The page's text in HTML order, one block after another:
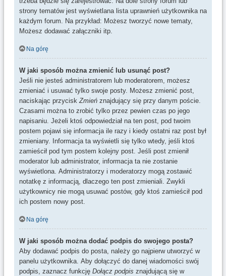
strony tematów jest wyświetlana lista uprawnień użytkownika na
każdym forum. Na przykład: Możesz tworzyć nowe tematy,
Możesz dodawać załączniki itp.
Na górę
W jaki sposób można zmienić lub usunąć post?
Jeśli nie jesteś administratorem lub moderatorem, możesz
zmieniać i usuwać tylko swoje posty. Możesz zmienić post,
naciskając przycisk Zmień znajdujący się przy danym poście.
Czasami można to zrobić tylko przez pewien czas po jego
napisaniu. Jeżeli ktoś odpowiedział na ten post, pod twoim
postem pojawi się informacja ile razy i kiedy ostatni raz post był
zmieniany. Informacja ta wyświetli się tylko wtedy, jeśli ktoś
zamieścił pod tym postem kolejny post. Jeśli post zmienił
moderator lub administrator, informacja ta nie zostanie
wyświetlona. Administratorzy i moderatorzy mogą zostawić
notatkę z informacją, dlaczego ten post zmieniali. Zwykli
użytkownicy nie mogą usuwać postów, gdy ktoś zamieścił pod
ich postem nowy post.
Na górę
W jaki sposób można dodać podpis do swojego posta?
Aby dodawać podpis do posta, należy go najpierw utworzyć w
panelu użytkownika. Aby dołączyć do danej wiadomości swój
podpis, zaznacz funkcję Dołącz podpis znajdującą się w